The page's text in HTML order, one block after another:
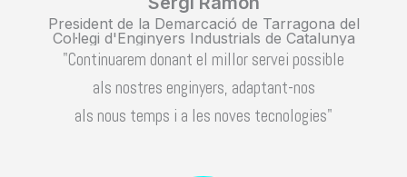
President de la Demarcació de Tarragona del
Col·legi d'Enginyers Industrials de Catalunya
"Continuarem donant el millor servei possible
als nostres enginyers, adaptant-nos
als nous temps i a les noves tecnologies"